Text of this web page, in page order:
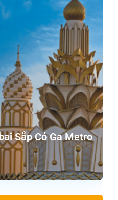
Sắp Có Ga Metro